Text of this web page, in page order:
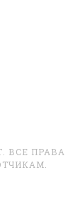
ВСЕ ПРАВА